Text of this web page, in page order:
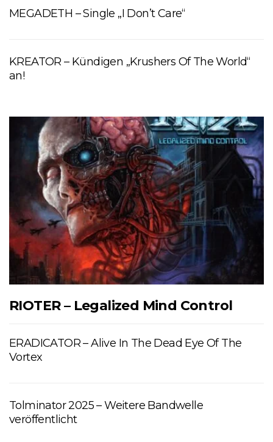
MEGADETH – Single „I Don’t Care“
KREATOR – Kündigen „Krushers Of The World“
an!
RIOTER – Legalized Mind Control
ERADICATOR – Alive In The Dead Eye Of The
Vortex
Tolminator 2025 – Weitere Bandwelle
veröffentlicht